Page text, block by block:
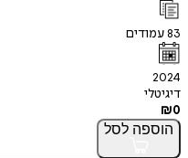
83עמודים
2024
דיגיטלי
₪0
הוספה לסל